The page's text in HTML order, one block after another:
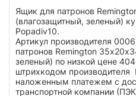
Ящик для патронов
(влагозащитный, зеленый)
Popadiv10.
Артикул производителя
патронов Remington
зеленый) по низкой цене
штрихкодом производителя
наложенным платежем с
транспортной компании